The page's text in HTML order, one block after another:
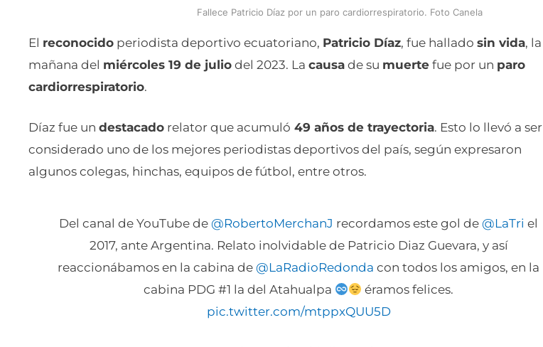
Fallece Patricio Díaz por un paro cardiorrespiratorio. Foto Canela
El reconocido periodista deportivo ecuatoriano, Patricio Díaz, fue hallado sin vida, la
mañana del miércoles 19 de julio del 2023. La causa de su muerte fue por un paro
cardiorrespiratorio.
Díaz fue un destacado relator que acumuló 49 años de trayectoria. Esto lo llevó a ser
considerado uno de los mejores periodistas deportivos del país, según expresaron
algunos colegas, hinchas, equipos de fútbol, entre otros.
Del canal de YouTube de @RobertoMerchanJ recordamos este gol de @LaTri el
2017, ante Argentina. Relato inolvidable de Patricio Diaz Guevara, y así
reaccionábamos en la cabina de @LaRadioRedonda con todos los amigos, en la
cabina PDG #1 la del Atahualpa
éramos felices.
pic.twitter.com/mtppxQUU5D